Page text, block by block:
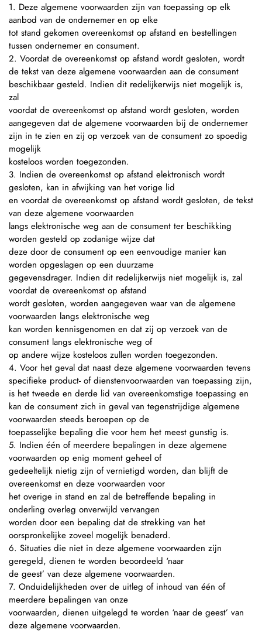
1. Deze algemene voorwaarden zijn van toepassing op elk
aanbod van de ondernemer en op elke
tot stand gekomen overeenkomst op afstand en bestellingen
tussen ondernemer en consument.
2. Voordat de overeenkomst op afstand wordt gesloten, wordt
de tekst van deze algemene voorwaarden aan de consument
beschikbaar gesteld. Indien dit redelijkerwijs niet mogelijk is,
zal
voordat de overeenkomst op afstand wordt gesloten, worden
aangegeven dat de algemene voorwaarden bij de ondernemer
zijn in te zien en zij op verzoek van de consument zo spoedig
mogelijk
kosteloos worden toegezonden.
3. Indien de overeenkomst op afstand elektronisch wordt
gesloten, kan in afwijking van het vorige lid
en voordat de overeenkomst op afstand wordt gesloten, de tekst
van deze algemene voorwaarden
langs elektronische weg aan de consument ter beschikking
worden gesteld op zodanige wijze dat
deze door de consument op een eenvoudige manier kan
worden opgeslagen op een duurzame
gegevensdrager. Indien dit redelijkerwijs niet mogelijk is, zal
voordat de overeenkomst op afstand
wordt gesloten, worden aangegeven waar van de algemene
voorwaarden langs elektronische weg
kan worden kennisgenomen en dat zij op verzoek van de
consument langs elektronische weg of
op andere wijze kosteloos zullen worden toegezonden.
4. Voor het geval dat naast deze algemene voorwaarden tevens
specifieke product- of dienstenvoorwaarden van toepassing zijn,
is het tweede en derde lid van overeenkomstige toepassing en
kan de consument zich in geval van tegenstrijdige algemene
voorwaarden steeds beroepen op de
toepasselijke bepaling die voor hem het meest gunstig is.
5. Indien één of meerdere bepalingen in deze algemene
voorwaarden op enig moment geheel of
gedeeltelijk nietig zijn of vernietigd worden, dan blijft de
overeenkomst en deze voorwaarden voor
het overige in stand en zal de betreffende bepaling in
onderling overleg onverwijld vervangen
worden door een bepaling dat de strekking van het
oorspronkelijke zoveel mogelijk benaderd.
6. Situaties die niet in deze algemene voorwaarden zijn
geregeld, dienen te worden beoordeeld ‘naar
de geest’ van deze algemene voorwaarden.
7. Onduidelijkheden over de uitleg of inhoud van één of
meerdere bepalingen van onze
voorwaarden, dienen uitgelegd te worden ‘naar de geest’ van
deze algemene voorwaarden.